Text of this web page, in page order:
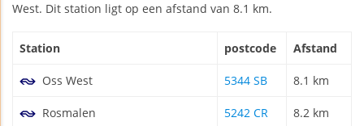
West. Dit station ligt op een afstand van 8.1 km.
Station postcode Afstand
Oss West 5344 SB 8.1 km
Rosmalen 5242 CR 8.2 km